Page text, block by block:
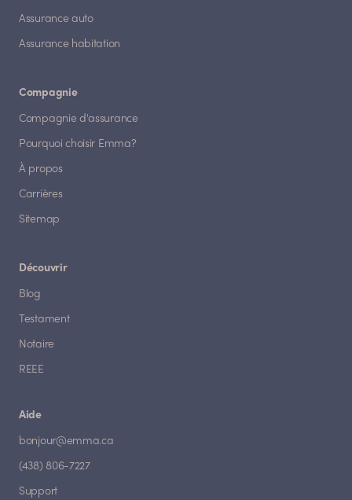
Assurance auto
Assurance habitation
Compagnie
Compagnie d'assurance
Pourquoi choisir Emma?
À propos
Carrières
Sitemap
Découvrir
Blog
Testament
Notaire
REEE
Aide
bonjour@emma.ca
(438) 806-7227
Support